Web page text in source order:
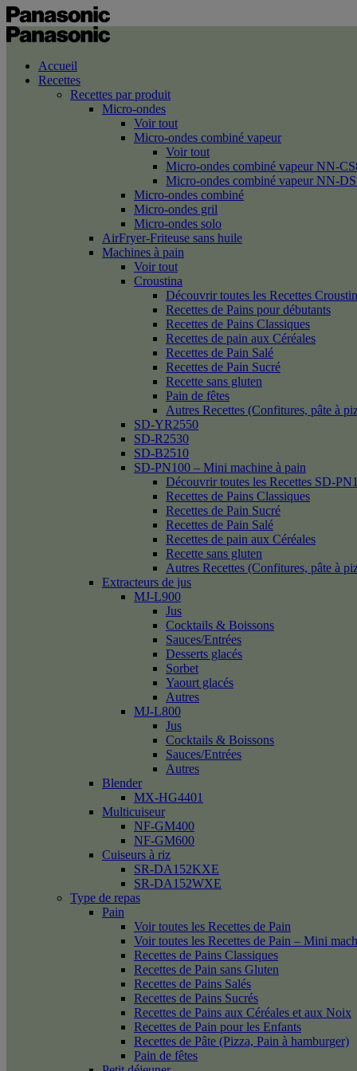
Accueil
Recettes
Recettes par produit
Micro-ondes
Voir tout
Micro-ondes combiné vapeur
Voir tout
Micro-ondes combiné vapeur NN-
Micro-ondes combiné vapeur NN-
Micro-ondes combiné
Micro-ondes gril
Micro-ondes solo
AirFryer-Friteuse sans huile
Machines à pain
Voir tout
Croustina
Découvrir toutes les Recettes
Recettes de Pains pour débutants
Recettes de Pains Classiques
Recettes de pain aux Céréales
Recettes de Pain Salé
Recettes de Pain Sucré
Recette sans gluten
Pain de fêtes
Autres Recettes (Confitures, pâte à
SD-YR2550
SD-R2530
SD-B2510
SD-PN100 – Mini machine à pain
Découvrir toutes les Recettes SD-
Recettes de Pains Classiques
Recettes de Pain Sucré
Recettes de Pain Salé
Recettes de pain aux Céréales
Recette sans gluten
Autres Recettes (Confitures, pâte à
Extracteurs de jus
MJ-L900
Jus
Cocktails & Boissons
Sauces/Entrées
Desserts glacés
Sorbet
Yaourt glacés
Autres
MJ-L800
Jus
Cocktails & Boissons
Sauces/Entrées
Autres
Blender
MX-HG4401
Multicuiseur
NF-GM400
NF-GM600
Cuiseurs à riz
SR-DA152KXE
SR-DA152WXE
Type de repas
Pain
Voir toutes les Recettes de Pain
Voir toutes les Recettes de Pain – Mini
Recettes de Pains Classiques
Recettes de Pain sans Gluten
Recettes de Pains Salés
Recettes de Pains Sucrés
Recettes de Pains aux Céréales et aux Noix
Recettes de Pain pour les Enfants
Recettes de Pâte (Pizza, Pain à hamburger)
Pain de fêtes